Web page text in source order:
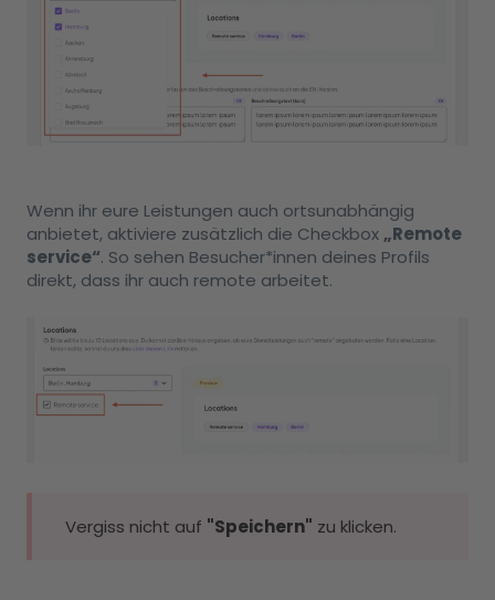
Wenn ihr eure Leistungen auch ortsunabhängig
anbietet, aktiviere zusätzlich die Checkbox „Remote
service“. So sehen Besucher*innen deines Profils
direkt, dass ihr auch remote arbeitet.
Vergiss nicht auf "Speichern" zu klicken.